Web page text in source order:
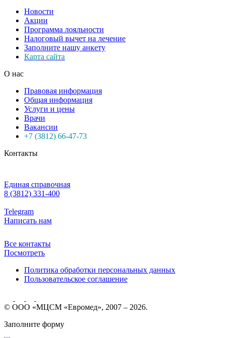
Новости
Акции
Программа лояльности
Налоговый вычет на лечение
Заполните нашу анкету
Карта сайта
О нас
Правовая информация
Общая информация
Услуги и цены
Врачи
Вакансии
+7 (3812) 66-47-73
Контакты
Единая справочная
8 (3812) 331-400
Telegram
Написать нам
Все контакты
Посмотреть
Политика обработки персональных данных
Пользовательское соглашение
© ООО «МЦСМ «Евромед», 2007 – 2026.
Заполните форму